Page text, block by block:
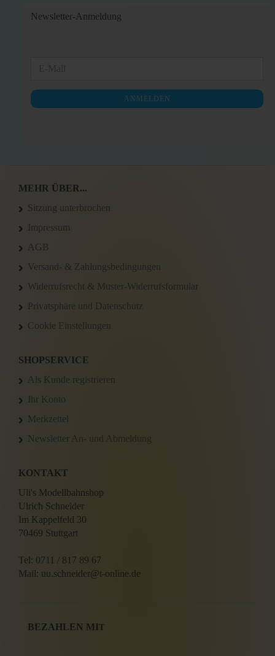
Newsletter-Anmeldung
NEWSLETTER-
ANMELDUNG
ANMELDEN
MEHR ÜBER...
Sitzung unterbrochen
Impressum
AGB
Versand- & Zahlungsbedingungen
Widerrufsrecht & Muster-Widerrufsformular
Privatsphäre und Datenschutz
Cookie Einstellungen
SHOPSERVICE
Als Kunde registrieren
Ihr Konto
Merkzettel
Newsletter An- und Abmeldung
KONTAKT
Uli's Modellbahnshop
Ulrich Schneider
Im Kappelfeld 30
70469 Stuttgart
Tel: 0711 / 817 89 67
Mail: uu.schneider@t-online.de
BEZAHLEN MIT